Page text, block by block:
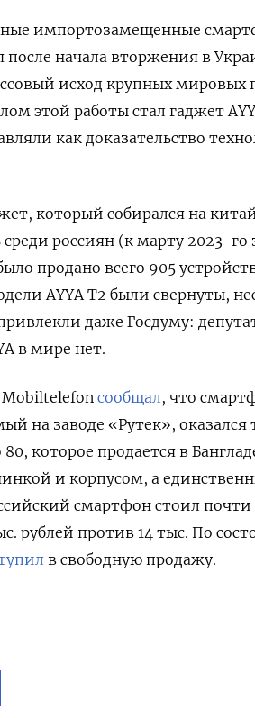
импортозамещенные
начала вторжения в
исход крупных мировых
этой работы стал гаджет
как доказательство
который собирался на
россиян (к марту 2023-го
продано всего 905
AYYA T2 были свернуты,
даже Госдуму:
в мире нет.
Mobiltelefon сообщал, что
на заводе «Рутек», оказался
80, которое продается в
и корпусом, а
смартфон стоил почти
рублей против 14 тыс. По
в свободную продажу.